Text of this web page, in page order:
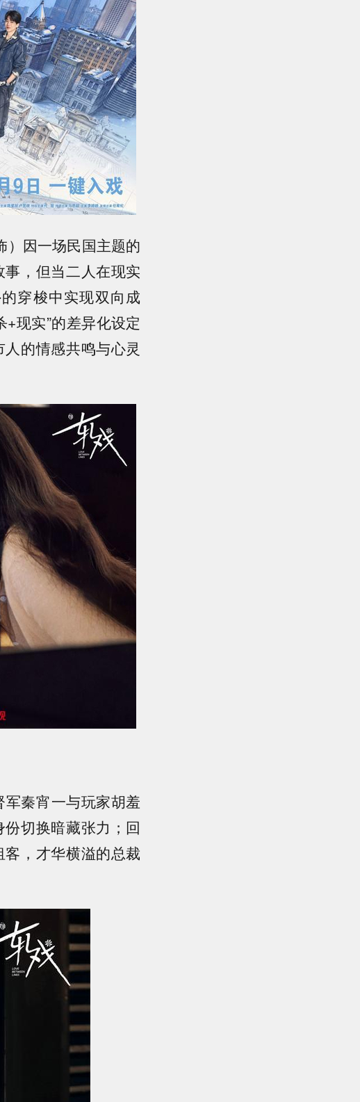
）因一场民国主题的
，但当二人在现实
穿梭中实现双向成
现实”的差异化设定
的情感共鸣与心灵
秦宵一与玩家胡羞
切换暗藏张力；回
，才华横溢的总裁